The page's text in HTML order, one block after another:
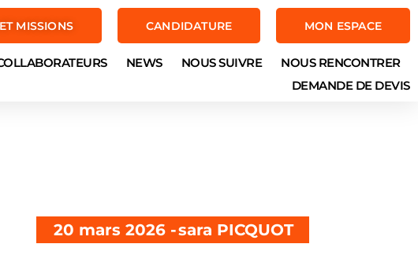
MISSIONS CANDIDATURE MON ESPACE
NEWS NOUS SUIVRE
NOUS RENCONTRER
DEMANDE DE DEVIS
20 mars 2026 -sara PICQUOT